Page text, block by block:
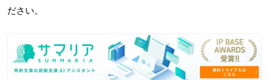
ださい。